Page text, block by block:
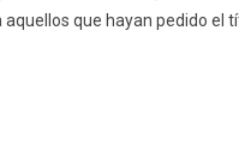
que hayan pedido el